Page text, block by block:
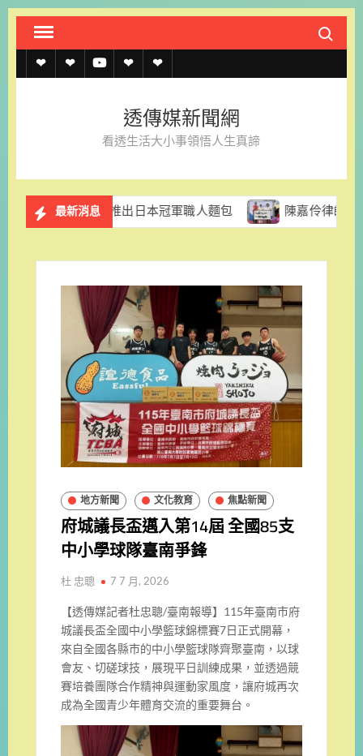
Skip
content
Search
透
約
透
上
記
單
透 聯
我
官
LINE
透傳媒新聞網
看透生活大小事領悟人生真諦
最新消息
推出日本冠軍職人麵包 陳嘉伶律師創立易勝法律事務
地方新聞 文化教育 焦點新聞
府城議長盃邁入第14屆 全國85支
中小學球隊臺南爭鋒
杜 忠聰 7 7 月, 2026
【透傳媒記者杜忠聰/臺南報導】115年臺南市府
城議長盃全國中小學籃球錦標賽7日正式開幕，
來自全國各縣市的中小學籃球隊齊聚臺南，以球
會友、切磋球技，展現平日訓練成果，並透過競
賽培養團隊合作精神與運動家風度，讓府城再次
成為全國青少年體育交流的重要舞台。